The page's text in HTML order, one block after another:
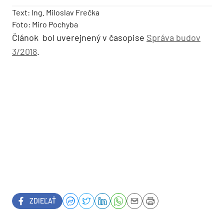
Text: Ing. Miloslav Frečka
Foto: Miro Pochyba
Článok bol uverejnený v časopise Správa budov
3/2018.
ZDIEĽAŤ